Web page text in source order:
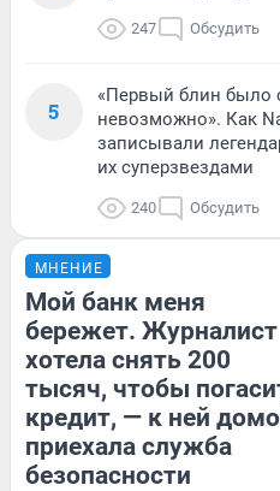
247 Обсудить
5
«Первый блин было
невозможно». Как
записывали
их суперзвездами
240 Обсудить
МНЕНИЕ
Мой банк меня
бережет. Журналист
хотела снять 200
тысяч, чтобы
кредит, — к ней
приехала служба
безопасности